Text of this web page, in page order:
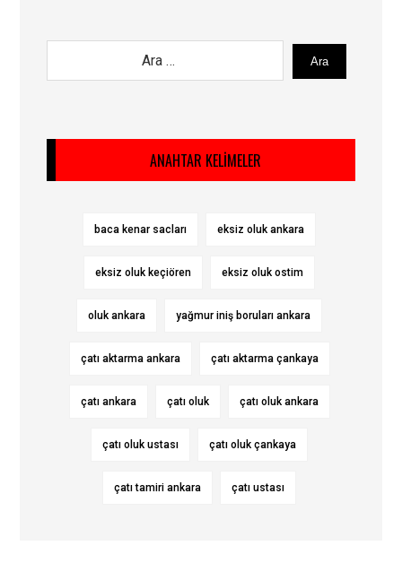
Ara
ANAHTAR KELIMELER
baca kenar sacları eksiz oluk ankara
eksiz oluk keçiören eksiz oluk ostim
oluk ankara yağmur iniş boruları ankara
çatı aktarma ankara çatı aktarma çankaya
çatı ankara çatı oluk çatı oluk ankara
çatı oluk ustası çatı oluk çankaya
çatı tamiri ankara çatı ustası